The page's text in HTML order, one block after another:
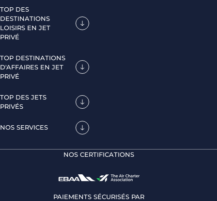
TOP DES
DESTINATIONS
LOISIRS EN JET
PRIVÉ
TOP DESTINATIONS
D'AFFAIRES EN JET
PRIVÉ
TOP DES JETS
PRIVÉS
NOS SERVICES
NOS CERTIFICATIONS
PAIEMENTS SÉCURISÉS PAR